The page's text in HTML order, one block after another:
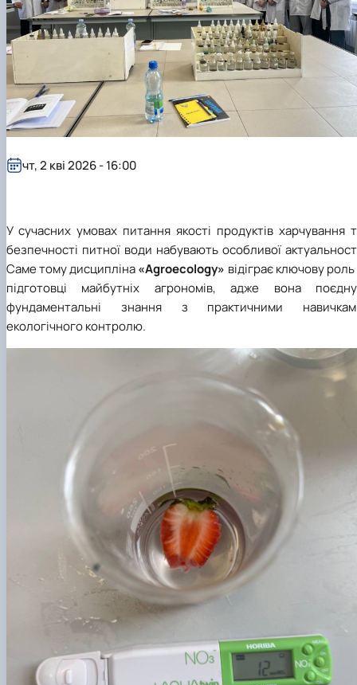
У сучасних умовах питання якості продуктів харчування
безпечності питної води набувають особливої
Саме тому дисципліна«Agroecology» відіграє ключову роль
підготовці майбутніх агрономів, адже вона
фундаментальні знання з практичними
екологічного контролю.
чт, 2 кві 2026 - 16:00